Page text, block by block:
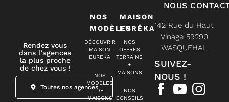
Rendez vous
dans l’agences
la plus proche
de chez vous !
Toutes nos agences
NOS
MODÈLES
DÉCOUVRIR
MAISON
EUREKA
NOS
MODÈLES
DE
MAISONS
MAISON
EURÊKA
NOS
OFFRES
TERRAINS
+
MAISONS
NOS
CONSEILS
NOUS
142 Rue du Haut
Vinage 59290
WASQUEHAL
SUIVEZ-
NOUS !